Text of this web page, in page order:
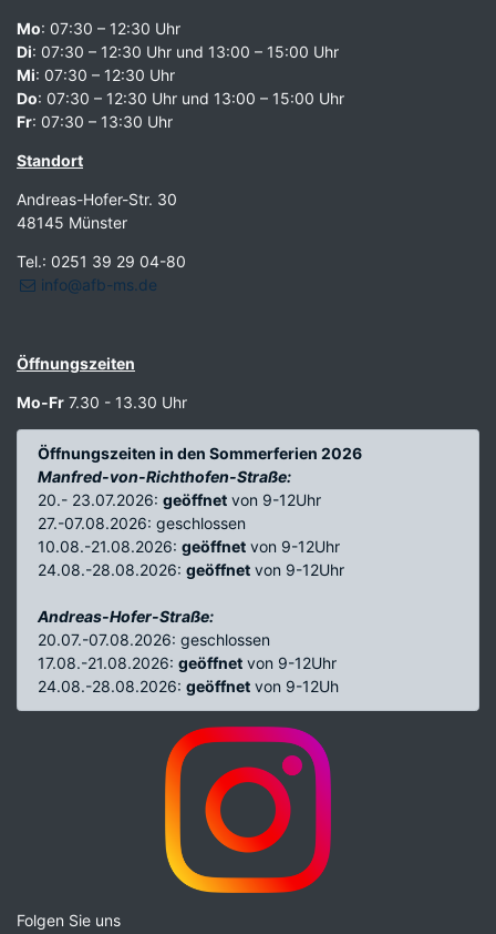
Mo: 07:30 – 12:30 Uhr
Di: 07:30 – 12:30 Uhr und 13:00 – 15:00 Uhr
Mi: 07:30 – 12:30 Uhr
Do: 07:30 – 12:30 Uhr und 13:00 – 15:00 Uhr
Fr: 07:30 – 13:30 Uhr
Standort
Andreas-Hofer-Str. 30
48145 Münster
Tel.: 0251 39 29 04-80
info@afb-ms.de
Öffnungszeiten
Mo-Fr 7.30 - 13.30 Uhr
Öffnungszeiten in den Sommerferien 2026
Manfred-von-Richthofen-Straße:
20.- 23.07.2026: geöffnetvon 9-12Uhr
27.-07.08.2026: geschlossen
10.08.-21.08.2026: geöffnetvon 9-12Uhr
24.08.-28.08.2026: geöffnetvon 9-12Uhr
Andreas-Hofer-Straße:
20.07.-07.08.2026: geschlossen
17.08.-21.08.2026: geöffnetvon 9-12Uhr
24.08.-28.08.2026: geöffnetvon 9-12Uh
Folgen Sie uns